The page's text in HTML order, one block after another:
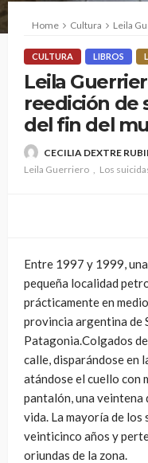
Home
Cultura Leila
CULTURA LIBROS
Leila
reedición de
del fin del
CECILIA DEXTRE
Leila Guerriero
Los
Entre 1997 y 1999,
pequeña localidad
prácticamente en
provincia argentina de
Patagonia.Colgados
calle, disparándose en
atándose el cuello con
pantalón, una veintena
vida. La mayoría de
veinticinco años y
oriundas de la zona.